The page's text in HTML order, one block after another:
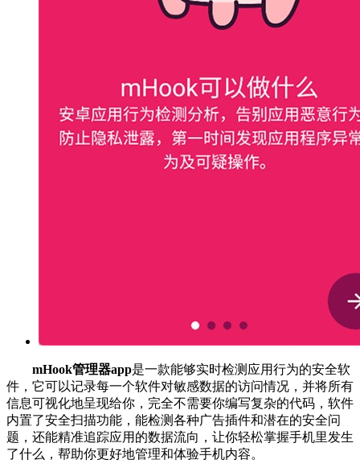
mHook管理器app是一款能够实时检测应用行为的安全软
件，它可以记录每一个软件对敏感数据的访问情况，并将所有
信息可视化地呈现给你，完全不需要你编写复杂的代码，软件
内置了安全扫描功能，能检测各种广告插件和潜在的安全问
题，还能精准追踪应用的数据流向，让你轻松掌握手机里发生
了什么，帮助你更好地管理和体验手机内容。